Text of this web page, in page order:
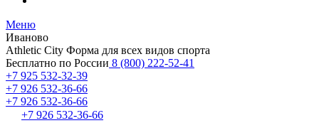
Меню
Иваново
Athletic City Форма для всех видов спорта
Бесплатно по России 8 (800) 222-52-41
+7 925 532-32-39
+7 926 532-36-66
+7 926 532-36-66
+7 926 532-36-66